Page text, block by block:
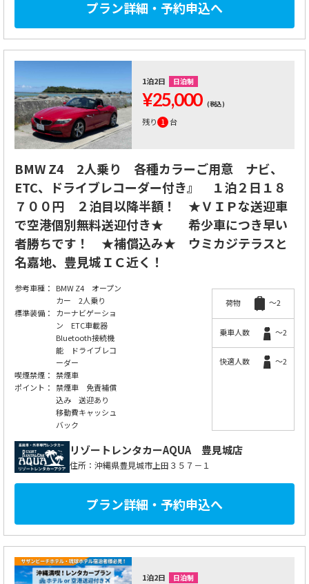
プラン詳細・予約申込へ
1泊2日 日泊制
¥25,000 (税込)
残り 1 台
BMW Z4 2人乗り 各種カラーご用意 ナビ、
ETC、ドライブレコーダー付き』 １泊２日１８
７００円 ２泊目以降半額！ ★ＶＩＰな送迎車
で空港個別無料送迎付き★ 希少車につき早い
者勝ちです！ ★補償込み★ ウミカジテラスと
名嘉地、豊見城ＩＣ近く！
参考車種：
BMW Z4 オープン
カー 2人乗り
標準装備：
カーナビゲーショ
ン ETC車載器
Bluetooth接続機
能 ドライブレコ
ーダー
喫煙禁煙： 禁煙車
ポイント： 禁煙車 免責補償
込み 送迎あり
移動費キャッシュ
バック
荷物 ～2
乗車人数 ～2
快適人数 ～2
リゾートレンタカーAQUA 豊見城店
住所：沖縄県豊見城市上田３５７－１
プラン詳細・予約申込へ
1泊2日 日泊制